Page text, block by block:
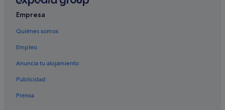
Marriott Hotels & Resorts en Cabo de Gata
Inturjoven hoteles en Retamar
Hoteles de 5 estrellas en Níjar
Hoteles con restaurante en Cabo de Gata
Pensiones en Cabo de Gata
Empresa
Quiénes somos
Empleo
Anuncia tu alojamiento
Publicidad
Prensa